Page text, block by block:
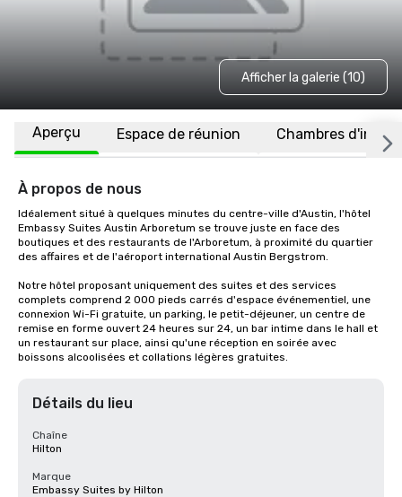
Afficher la galerie (10)
Aperçu Espace de réunion Chambres
À propos de nous
Idéalement situé à quelques minutes du centre-ville d'Austin, l'hôtel
Embassy Suites Austin Arboretum se trouve juste en face des
boutiques et des restaurants de l'Arboretum, à proximité du quartier
des affaires et de l'aéroport international Austin Bergstrom.
Notre hôtel proposant uniquement des suites et des services
complets comprend 2 000 pieds carrés d'espace événementiel, une
connexion Wi-Fi gratuite, un parking, le petit-déjeuner, un centre de
remise en forme ouvert 24 heures sur 24, un bar intime dans le hall et
un restaurant sur place, ainsi qu'une réception en soirée avec
boissons alcoolisées et collations légères gratuites.
Détails du lieu
Chaîne
Hilton
Marque
Embassy Suites by Hilton